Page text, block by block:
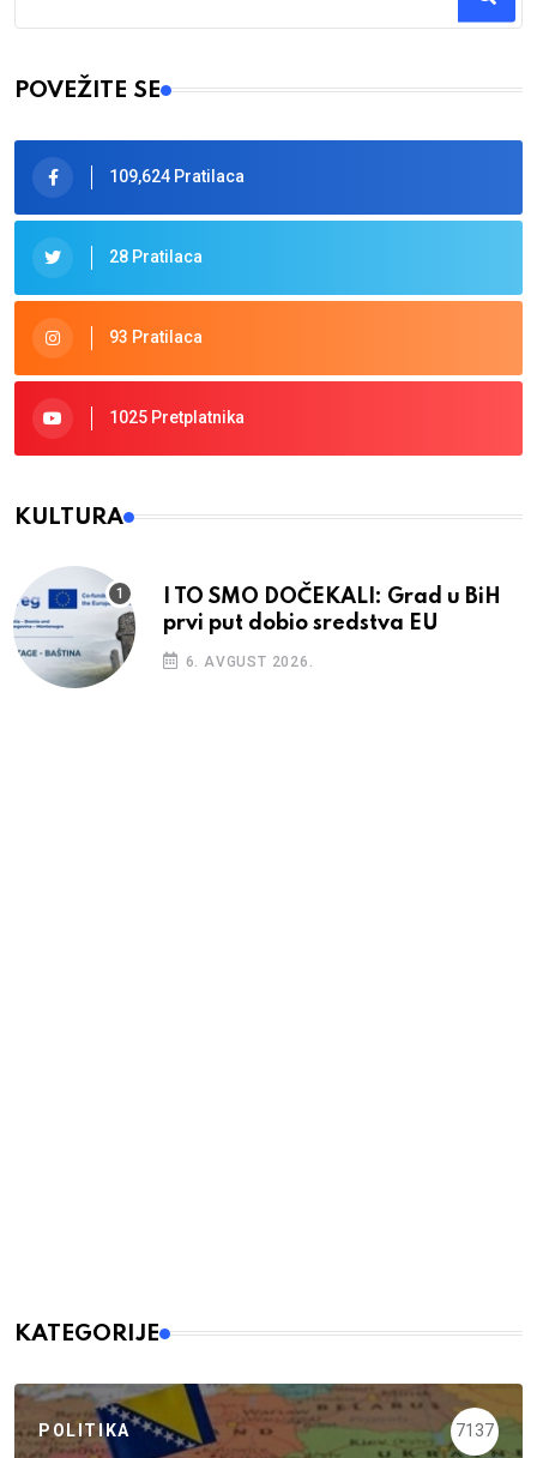
Type 2 or more characters for results.
POVEŽITE SE
109,624 Pratilaca
28 Pratilaca
93 Pratilaca
1025 Pretplatnika
KULTURA
I TO SMO DOČEKALI: Grad u BiH
prvi put dobio sredstva EU
6. AVGUST 2026.
KATEGORIJE
POLITIKA 7137